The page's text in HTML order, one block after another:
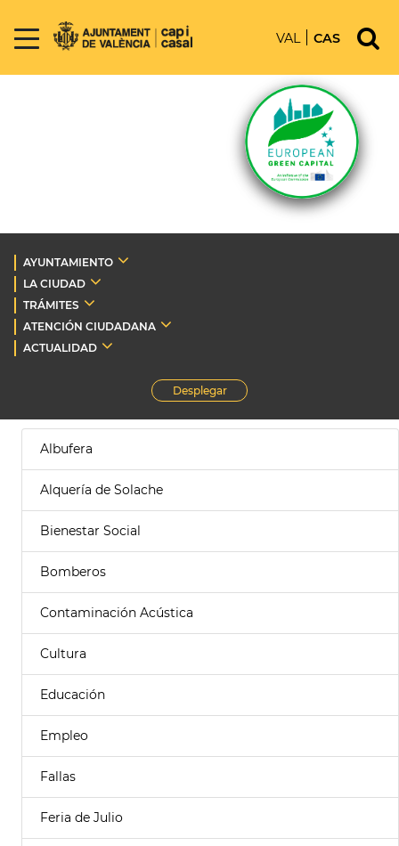
VAL CAS
AYUNTAMIENTO
LA CIUDAD
TRÁMITES
ATENCIÓN CIUDADANA
ACTUALIDAD
Desplegar
Albufera
Alquería de Solache
Bienestar Social
Bomberos
Contaminación Acústica
Cultura
Educación
Empleo
Fallas
Feria de Julio